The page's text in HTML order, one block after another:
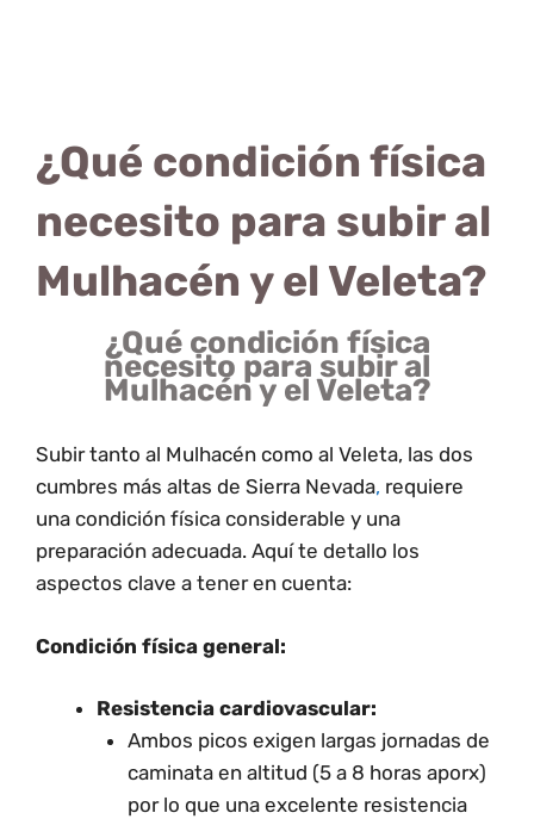
¿Qué condición física
necesito para subir al
Mulhacén y el Veleta?
¿Qué condición física
necesito para subir al
Mulhacén y el Veleta?
Subir tanto al Mulhacén como al Veleta, las dos
cumbres más altas de Sierra Nevada, requiere
una condición física considerable y una
preparación adecuada. Aquí te detallo los
aspectos clave a tener en cuenta:
Condición física general:
Resistencia cardiovascular:
Ambos picos exigen largas jornadas de
caminata en altitud (5 a 8 horas aporx)
por lo que una excelente resistencia